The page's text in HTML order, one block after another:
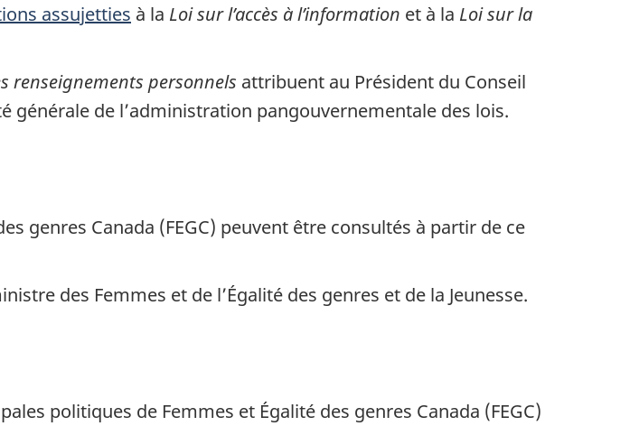
assujetties à la Loi sur l’accès à l’information et à la Loi sur la
renseignements personnels attribuent au Président du Conseil
de l’administration pangouvernementale des lois.
genres Canada (FEGC) peuvent être consultés à partir de ce
des Femmes et de l’Égalité des genres et de la Jeunesse.
politiques de Femmes et Égalité des genres Canada (FEGC)